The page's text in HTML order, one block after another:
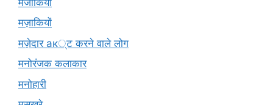
मज़ाकियों
मज़ेदार ак्ट करने वाले लोग
मनोरंजक कलाकार
मनोहारी